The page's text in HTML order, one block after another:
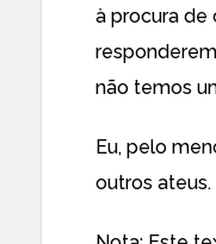
à procura de
não temos
Eu, pelo
outros ateus.